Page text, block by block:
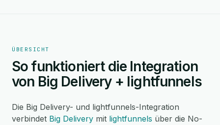
ÜBERSICHT
So funktioniert die Integration
von Big Delivery + lightfunnels
Die Big Delivery- und lightfunnels-Integration
verbindet Big Delivery mit lightfunnels über die No-